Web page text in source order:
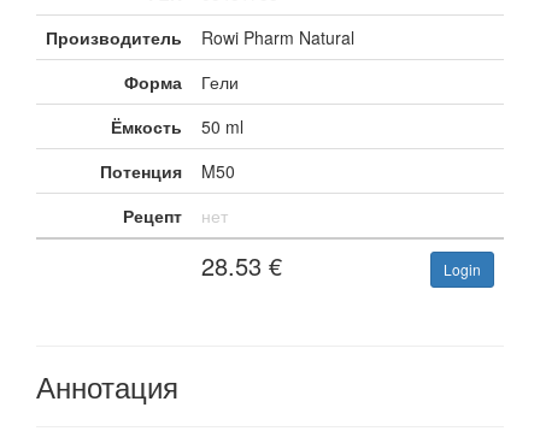
Производитель
Rowi Pharm Natural
Форма
Гели
Ёмкость
50 ml
Потенция
M50
Рецепт
нет
28.53 € Login
Аннотация